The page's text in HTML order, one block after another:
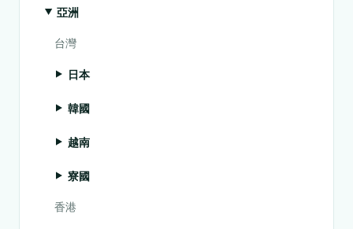
亞洲
台灣
日本
韓國
越南
寮國
香港